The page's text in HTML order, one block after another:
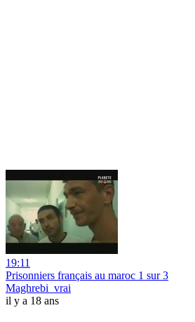
19:11
Prisonniers français au maroc 1 sur 3
Maghrebi_vrai
il y a 18 ans